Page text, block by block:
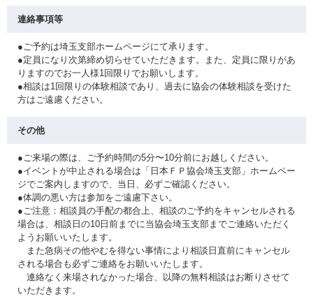
連絡事項等
●ご予約は埼玉支部ホームページにて承ります。
●定員になり次第締め切らせていただきます。また、定員に限りがあ
りますのでお一人様1回限りでお願いします。
●相談は1回限りの体験相談であり、過去に協会の体験相談を受けた
方はご遠慮ください。
その他
●ご来場の際は、ご予約時間の5分〜10分前にお越しください。
●イベントが中止される場合は「日本ＦＰ協会埼玉支部」ホームペー
ジでご案内しますので、当日、必ずご確認ください。
●体調の悪い方は参加をご遠慮下さい。
●ご注意：相談員の手配の都合上、相談のご予約をキャンセルされる
場合は、相談日の10日前までに当協会埼玉支部までご連絡いただく
ようお願いいたします。
また急病その他やむを得ない事情により相談日直前にキャンセル
される場合も必ずご連絡をお願いいたします。
連絡なく来場されなかった場合、以降の無料相談はお断りさせて
いただきます。